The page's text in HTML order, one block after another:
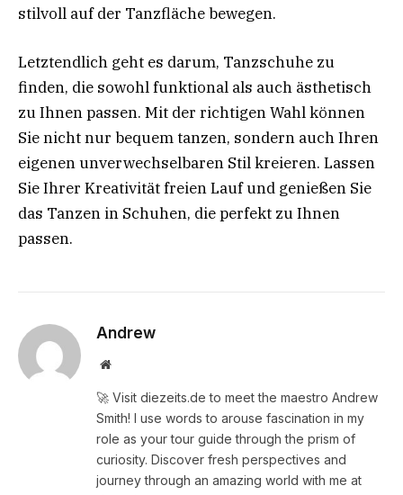
stilvoll auf der Tanzfläche bewegen.
Letztendlich geht es darum, Tanzschuhe zu
finden, die sowohl funktional als auch ästhetisch
zu Ihnen passen. Mit der richtigen Wahl können
Sie nicht nur bequem tanzen, sondern auch Ihren
eigenen unverwechselbaren Stil kreieren. Lassen
Sie Ihrer Kreativität freien Lauf und genießen Sie
das Tanzen in Schuhen, die perfekt zu Ihnen
passen.
Andrew
Website
🚀 Visit diezeits.de to meet the maestro Andrew
Smith! I use words to arouse fascination in my
role as your tour guide through the prism of
curiosity. Discover fresh perspectives and
journey through an amazing world with me at